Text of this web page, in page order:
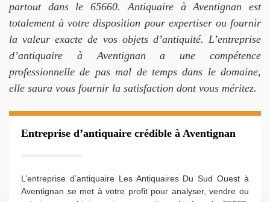
partout dans le 65660. Antiquaire à Aventignan est
totalement à votre disposition pour expertiser ou fournir
la valeur exacte de vos objets d’antiquité. L’entreprise
d’antiquaire à Aventignan a une compétence
professionnelle de pas mal de temps dans le domaine,
elle saura vous fournir la satisfaction dont vous méritez.
Entreprise d’antiquaire crédible à Aventignan
L’entreprise d’antiquaire Les Antiquaires Du Sud Ouest à
Aventignan se met à votre profit pour analyser, vendre ou